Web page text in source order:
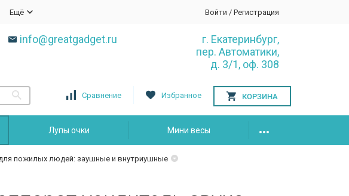
Ещё Войти / Регистрация
info@greatgadget.ru
г. Екатеринбург,
пер. Автоматики,
д. 3/1, оф. 308
Сравнение Избранное КОРЗИНА
Лупы очки Мини весы
пожилых людей: заушные и внутриушные